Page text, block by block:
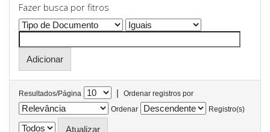
Fazer busca por fitros
Resultados/Página |
Ordenar registros por
Ordenar
Registro(s)